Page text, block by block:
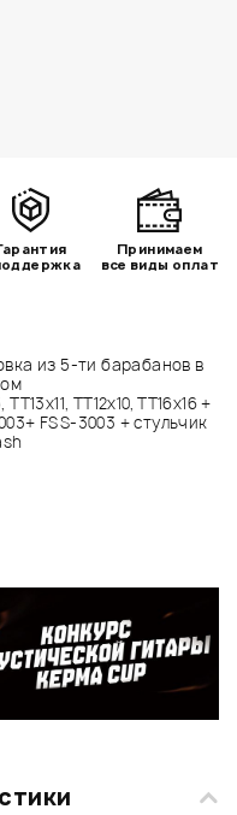
из 5-ти барабанов в
TT12x10, TT16x16 +
FSS-3003 + стульчик
Принимаем
все виды оплат